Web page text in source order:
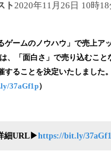
ト 2020年11月26日 10時18
ゲームのノウハウ」で売上
「面白さ」で売り込むこと
することを決定いたしました
37aGf1p）
細URL▶︎https://bit.ly/